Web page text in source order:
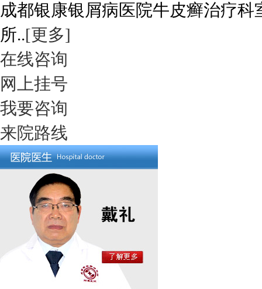
成都银康银屑病医院牛皮癣治疗
所..[更多]
在线咨询
网上挂号
我要咨询
来院路线